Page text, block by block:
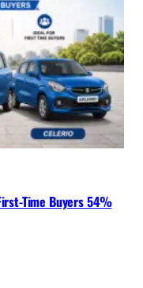
Time Buyers 54%